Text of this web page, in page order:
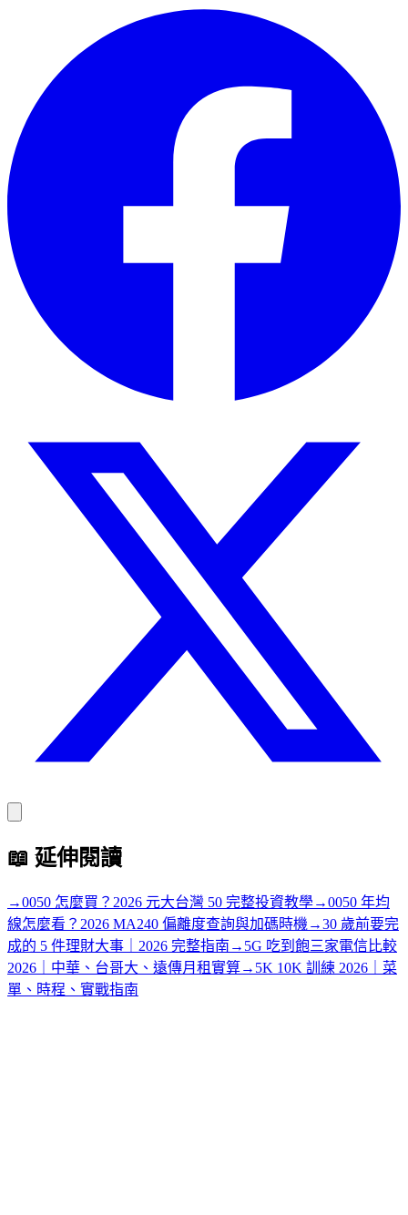
📖 延伸閱讀
→0050 怎麼買？2026 元大台灣 50 完整投資教學→0050 年均
線怎麼看？2026 MA240 偏離度查詢與加碼時機 →30 歲前要完
成的 5 件理財大事｜2026 完整指南 → 5G 吃到飽三家電信比較
2026｜中華、台哥大、遠傳月租實算→ 5K 10K 訓練 2026｜菜
單、時程、實戰指南